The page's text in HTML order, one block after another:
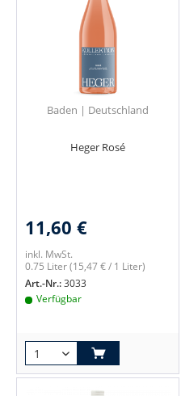
Baden | Deutschland
Heger Rosé
11,60 €
inkl. MwSt.
0.75 Liter(15,47 € / 1 Liter)
Art.-Nr.:3033
Verfügbar